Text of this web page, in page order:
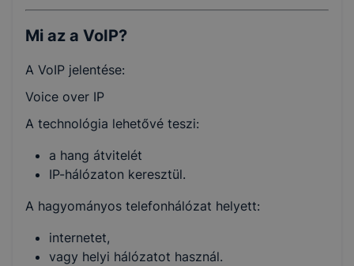
Mi az a VoIP?
A VoIP jelentése:
Voice over IP
A technológia lehetővé teszi:
a hang átvitelét
IP-hálózaton keresztül.
A hagyományos telefonhálózat helyett:
internetet,
vagy helyi hálózatot használ.